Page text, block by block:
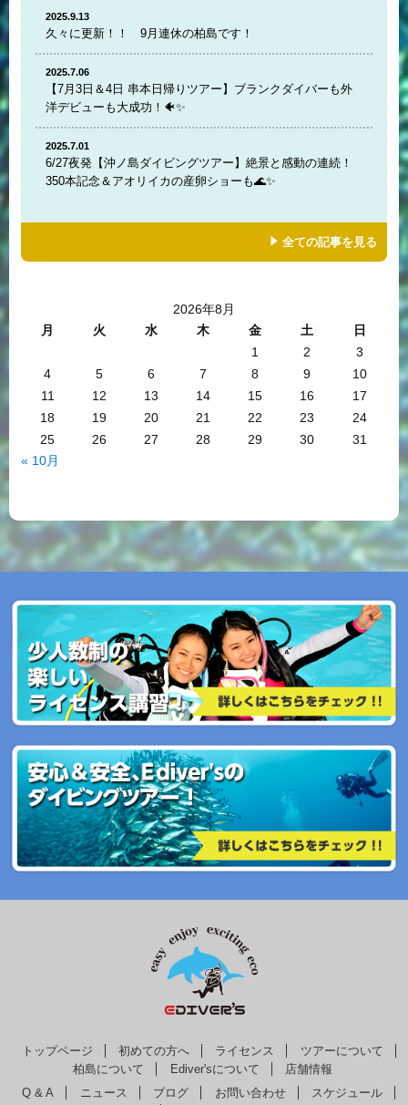
2025.9.13
久々に更新！！ 9月連休の柏島です！
2025.7.06
【7月3日＆4日 串本日帰りツアー】ブランクダイバーも外
洋デビューも大成功！🐠✨
2025.7.01
6/27夜発【沖ノ島ダイビングツアー】絶景と感動の連続！
350本記念＆アオリイカの産卵ショーも🌊✨
全ての記事を見る
2026年8月
月
火 水 木 金 土
日
1
2
3
4
5 6 7 8 9
10
11
12 13 14 15 16
17
18
19 20 21 22 23
24
25
26 27 28 29 30
31
« 10月
トップページ 初めての方へ ライセンス
ツアーについて
柏島について
Ediver'sについて
店舗情報
Q & A
ニュース ブログ お問い合わせ
スケジュール